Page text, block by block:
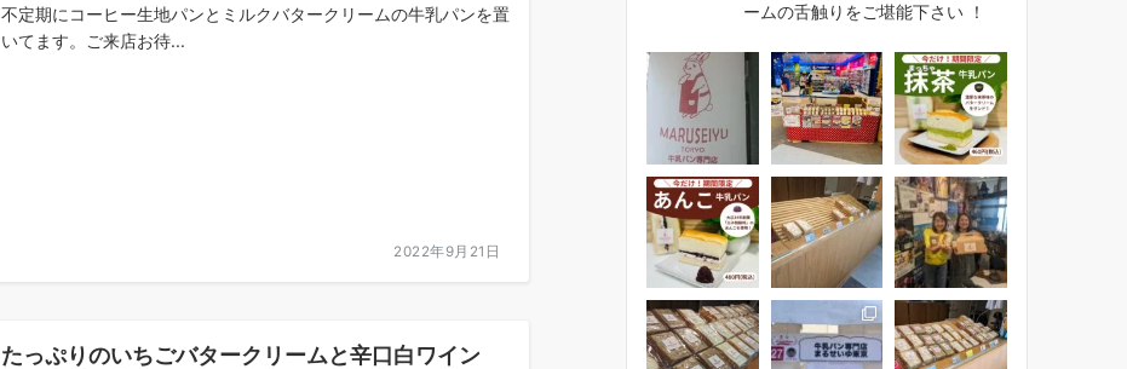
不定期にコーヒー生地パンとミルクバタークリームの牛乳パンを置
いてます。ご来店お待...
2022年9月21日
たっぷりのいちごバタークリームと辛口白ワイン
ームの舌触りをご堪能下さい ！